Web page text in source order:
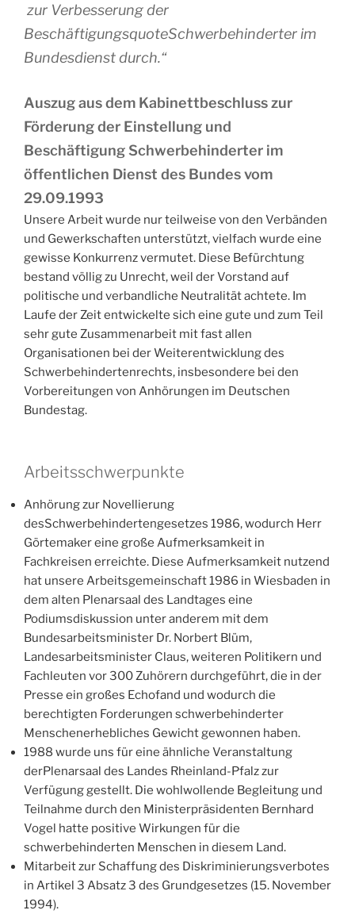
zur Verbesserung der
BeschäftigungsquoteSchwerbehinderter im
Bundesdienst durch.“
Auszug aus dem Kabinettbeschluss zur
Förderung der Einstellung und
Beschäftigung Schwerbehinderter im
öffentlichen Dienst des Bundes vom
29.09.1993
Unsere Arbeit wurde nur teilweise von den Verbänden
und Gewerkschaften unterstützt, vielfach wurde eine
gewisse Konkurrenz vermutet. Diese Befürchtung
bestand völlig zu Unrecht, weil der Vorstand auf
politische und verbandliche Neutralität achtete. Im
Laufe der Zeit entwickelte sich eine gute und zum Teil
sehr gute Zusammenarbeit mit fast allen
Organisationen bei der Weiterentwicklung des
Schwerbehindertenrechts, insbesondere bei den
Vorbereitungen von Anhörungen im Deutschen
Bundestag.
Arbeitsschwerpunkte
Anhörung zur Novellierung
desSchwerbehindertengesetzes 1986, wodurch Herr
Görtemaker eine große Aufmerksamkeit in
Fachkreisen erreichte. Diese Aufmerksamkeit nutzend
hat unsere Arbeitsgemeinschaft 1986 in Wiesbaden in
dem alten Plenarsaal des Landtages eine
Podiumsdiskussion unter anderem mit dem
Bundesarbeitsminister Dr. Norbert Blüm,
Landesarbeitsminister Claus, weiteren Politikern und
Fachleuten vor 300 Zuhörern durchgeführt, die in der
Presse ein großes Echofand und wodurch die
berechtigten Forderungen schwerbehinderter
Menschenerhebliches Gewicht gewonnen haben.
1988 wurde uns für eine ähnliche Veranstaltung
derPlenarsaal des Landes Rheinland-Pfalz zur
Verfügung gestellt. Die wohlwollende Begleitung und
Teilnahme durch den Ministerpräsidenten Bernhard
Vogel hatte positive Wirkungen für die
schwerbehinderten Menschen in diesem Land.
Mitarbeit zur Schaffung des Diskriminierungsverbotes
in Artikel 3 Absatz 3 des Grundgesetzes (15. November
1994).